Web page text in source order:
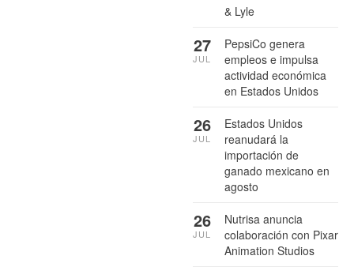
& Lyle
PepsiCo genera
empleos e impulsa
actividad económica
en Estados Unidos
27
JUL
Estados Unidos
reanudará la
importación de
ganado mexicano en
agosto
26
JUL
Nutrisa anuncia
colaboración con Pixar
Animation Studios
26
JUL